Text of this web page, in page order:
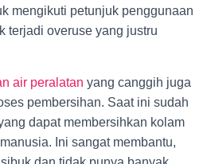
mengikuti petunjuk penggunaan
terjadi overuse yang justru
air peralatan yang canggih juga
pembersihan. Saat ini sudah
dapat membersihkan kolam
Ini sangat membantu,